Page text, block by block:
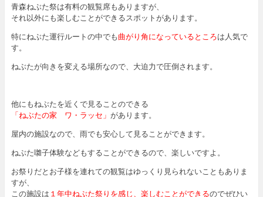
青森ねぶた祭は有料の観覧席もありますが、
それ以外にも楽しむことができるスポットがあります。
特にねぶた運行ルートの中でも曲がり角になっているところは人気で
す。
ねぶたが向きを変える場所なので、大迫力で圧倒されます。
他にもねぶたを近くで見ることのできる
「ねぶたの家 ワ・ラッセ」 があります。
屋内の施設なので、雨でも安心して見ることができます。
ねぶた囃子体験などもすることができるので、楽しいですよ。
お祭りだとお子様を連れての観覧はゆっくり見られないこともありま
すが、
この施設は １年中ねぶた祭りを感じ、楽しむことができるのでぜひい